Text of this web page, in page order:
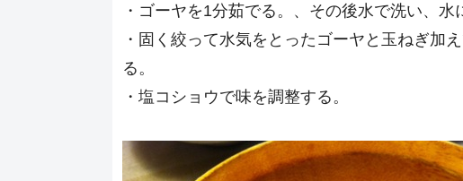
・ゴーヤを1分茹でる。、その後水で洗い、水
・固く絞って水気をとったゴーヤと玉ねぎ加
る。
・塩コショウで味を調整する。